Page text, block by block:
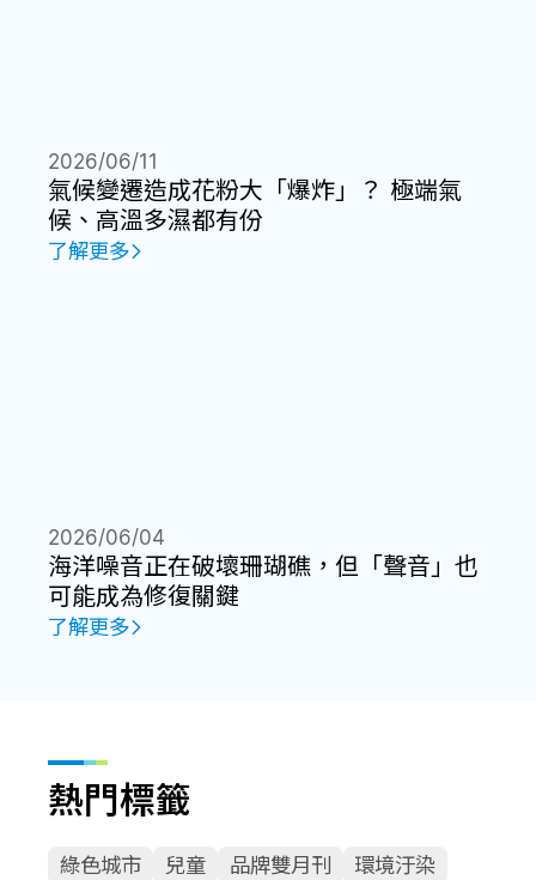
氣候變遷造成花粉大「爆炸」？ 極端氣
候、高溫多濕都有份
2026/06/11
了解更多
海洋噪音正在破壞珊瑚礁，但「聲音」也
可能成為修復關鍵
2026/06/04
了解更多
熱門標籤
綠色城市 兒童 品牌雙月刊
環境汙染